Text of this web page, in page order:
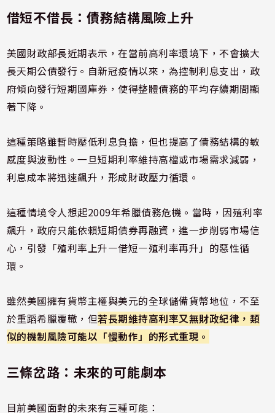
借短不借長：債務結構風險上升
美國財政部長近期表示，在當前高利率環境下，不會擴大
長天期公債發行。自新冠疫情以來，為控制利息支出，政
府傾向發行短期國庫券，使得整體債務的平均存續期間顯
著下降。
這種策略雖暫時壓低利息負擔，但也提高了債務結構的敏
感度與波動性。一旦短期利率維持高檔或市場需求減弱，
利息成本將迅速飆升，形成財政壓力循環。
這種情境令人想起2009年希臘債務危機。當時，因殖利率
飆升，政府只能依賴短期債券再融資，進一步削弱市場信
心，引發「殖利率上升—借短—殖利率再升」的惡性循
環。
雖然美國擁有貨幣主權與美元的全球儲備貨幣地位，不至
於重蹈希臘覆轍，但若長期維持高利率又無財政紀律，類
似的機制風險可能以「慢動作」的形式重現。
三條岔路：未來的可能劇本
目前美國面對的未來有三種可能：